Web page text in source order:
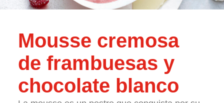
Mousse cremosa
de frambuesas y
chocolate blanco